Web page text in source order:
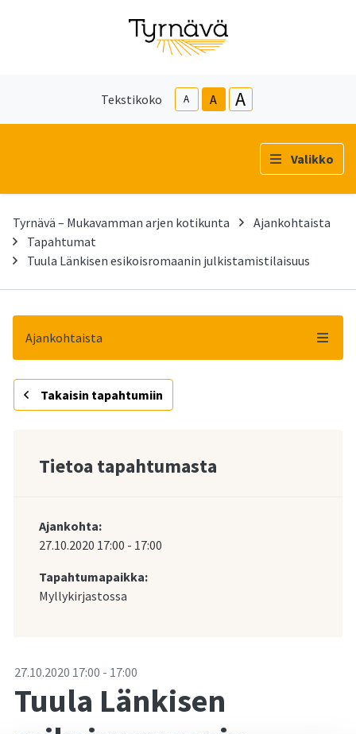
Tekstikoko A A A
Valikko
Tyrnävä – Mukavamman arjen kotikunta
Ajankohtaista
Tapahtumat
Tuula Länkisen esikoisromaanin julkistamistilaisuus
Ajankohtaista
Takaisin tapahtumiin
Tietoa tapahtumasta
Ajankohta:
27.10.2020 17:00 - 17:00
Tapahtumapaikka:
Myllykirjastossa
-27.10.2020 17:00 - 17:00
Tuula Länkisen